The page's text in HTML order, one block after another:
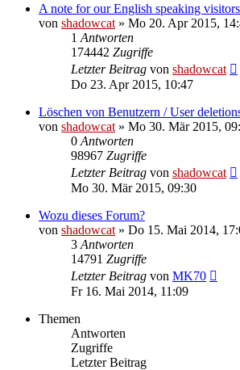
A note for our English speaking visitors
von shadowcat » Mo 20. Apr 2015,
1 Antworten
174442 Zugriffe
Letzter Beitrag von shadowcat
Do 23. Apr 2015, 10:47
Löschen von Benutzern / User
von shadowcat » Mo 30. Mär 2015,
0 Antworten
98967 Zugriffe
Letzter Beitrag von shadowcat
Mo 30. Mär 2015, 09:30
Wozu dieses Forum?
von shadowcat » Do 15. Mai 2014,
3 Antworten
14791 Zugriffe
Letzter Beitrag von MK70
Fr 16. Mai 2014, 11:09
Themen
Antworten
Zugriffe
Letzter Beitrag